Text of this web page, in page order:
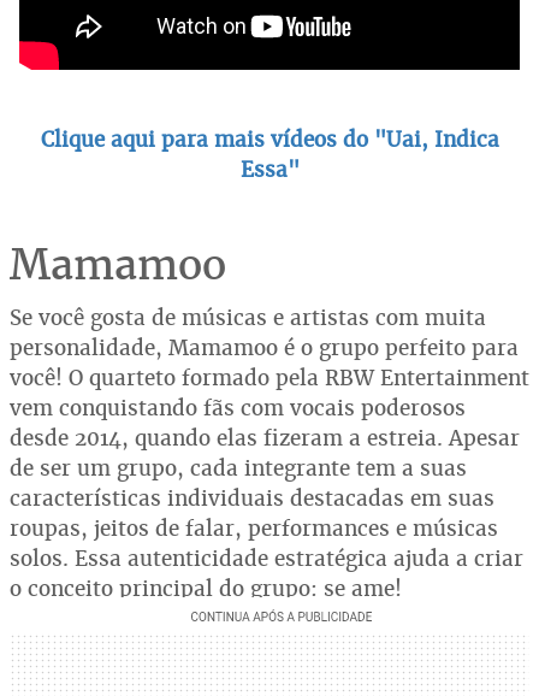
Clique aqui para mais vídeos do "Uai, Indica
Essa"
Mamamoo
Se você gosta de músicas e artistas com muita
personalidade, Mamamoo é o grupo perfeito para
você! O quarteto formado pela RBW Entertainment
vem conquistando fãs com vocais poderosos
desde 2014, quando elas fizeram a estreia. Apesar
de ser um grupo, cada integrante tem a suas
características individuais destacadas em suas
roupas, jeitos de falar, performances e músicas
solos. Essa autenticidade estratégica ajuda a criar
o conceito principal do grupo: se ame!